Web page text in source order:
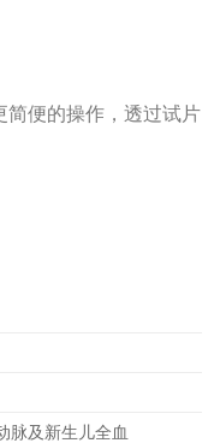
简便的操作，透过试片
脉及新生儿全血